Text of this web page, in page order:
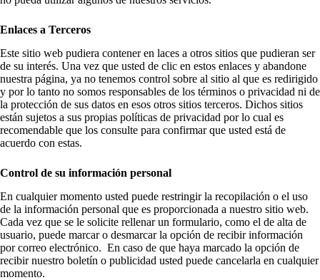
Enlaces a Terceros
Este sitio web pudiera contener en laces a otros sitios que pudieran ser
de su interés. Una vez que usted de clic en estos enlaces y abandone
nuestra página, ya no tenemos control sobre al sitio al que es redirigido
y por lo tanto no somos responsables de los términos o privacidad ni de
la protección de sus datos en esos otros sitios terceros. Dichos sitios
están sujetos a sus propias políticas de privacidad por lo cual es
recomendable que los consulte para confirmar que usted está de
acuerdo con estas.
Control de su información personal
En cualquier momento usted puede restringir la recopilación o el uso
de la información personal que es proporcionada a nuestro sitio web.
Cada vez que se le solicite rellenar un formulario, como el de alta de
usuario, puede marcar o desmarcar la opción de recibir información
por correo electrónico. En caso de que haya marcado la opción de
recibir nuestro boletín o publicidad usted puede cancelarla en cualquier
momento.